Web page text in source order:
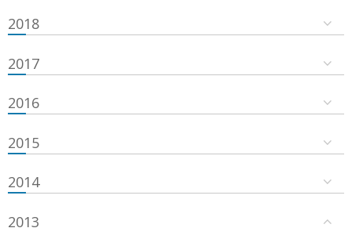
2018
2017
2016
2015
2014
2013